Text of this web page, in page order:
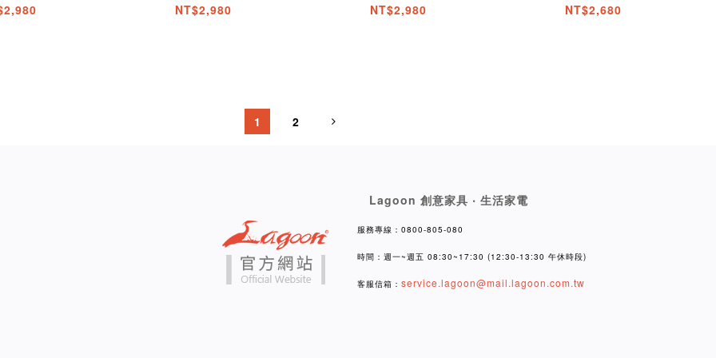
NT$2,980 NT$2,980 NT$2,680
1 2
Lagoon 創意家具 ‧ 生活家電
服務專線：0800-805-080
時間：週一~週五 08:30~17:30 (12:30-13:30 午休時段)
客服信箱： service.lagoon@mail.lagoon.com.tw